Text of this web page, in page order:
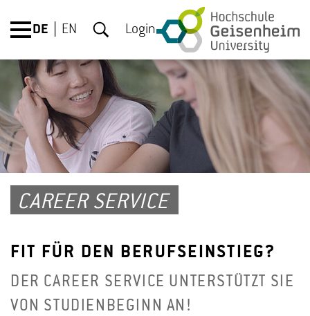
DE EN Login
CAREER SERVICE
FIT FÜR DEN BERUFSEINSTIEG?
DER CAREER SERVICE UNTERSTÜTZT SIE
VON STUDIENBEGINN AN!